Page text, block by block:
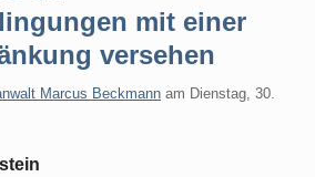
mit einer
versehen
Marcus Beckmann am Dienstag, 30.